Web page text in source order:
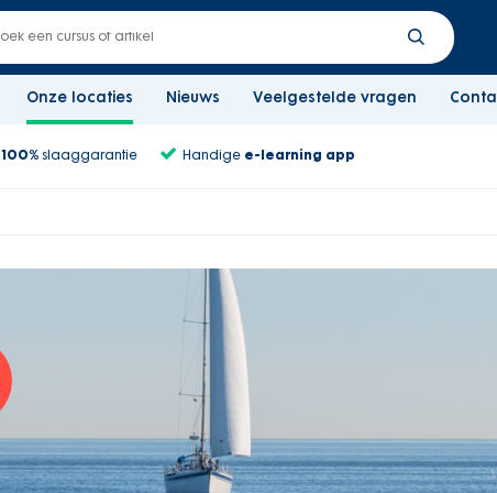
Onze locaties Nieuws Veelgestelde vragen
100% slaaggarantie Handige e-learning app